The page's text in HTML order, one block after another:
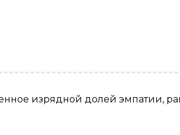
изрядной долей эмпатии,